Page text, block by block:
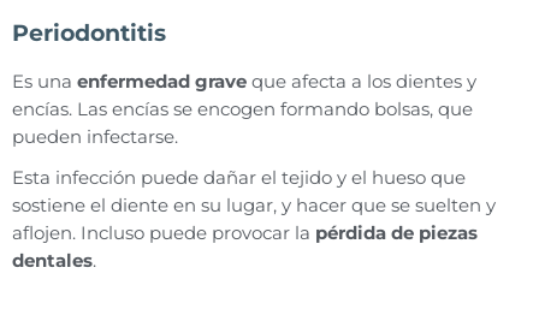
Periodontitis
Es una enfermedad grave que afecta a los dientes y
encías. Las encías se encogen formando bolsas, que
pueden infectarse.
Esta infección puede dañar el tejido y el hueso que
sostiene el diente en su lugar, y hacer que se suelten y
aflojen. Incluso puede provocar la pérdida de piezas
dentales.